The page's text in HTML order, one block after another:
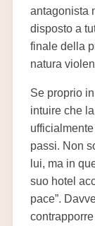
antagonista
disposto a
finale della
natura
Se proprio
intuire che
passi. Non
lui, ma in
suo hotel
pace”.